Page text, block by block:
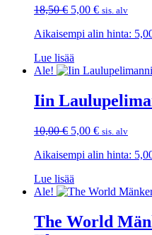
18,50€ Alkuperäinen
oli:
5,00 €Nykyinen
on:
sis. alv
Aikaisempi alin hinta:
Lue lisää
Ale!
Iin
10,00€ Alkuperäinen
oli:
5,00 €Nykyinen
on:
sis. alv
Aikaisempi alin hinta:
Lue lisää
Ale!
The World